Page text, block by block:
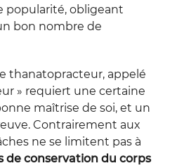
popularité, obligeant
bon nombre de
thanatopracteur, appelé
» requiert une certaine
maîtrise de soi, et un
Contrairement aux
ne se limitent pas à
de conservation du corps